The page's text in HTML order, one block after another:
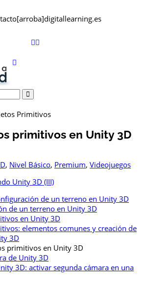
primitivos en Unity 3D
, Nivel Básico, Premium, Videojuegos
Unity 3D (III)
de un terreno en Unity 3D
de un terreno en Unity 3D
en Unity 3D
elementos comunes y creación de
3D
primitivos en Unity 3D
de Unity 3D
3D: activar segunda cámara en una